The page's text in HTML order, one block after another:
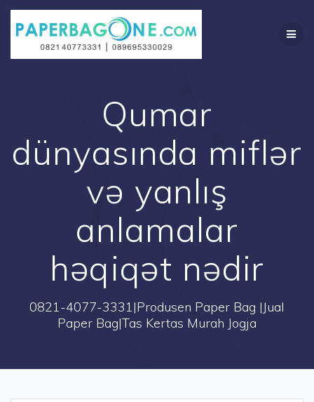
Skip
content
Qumar
dünyasında miflər
və yanlış
anlamalar
həqiqət nədir
0821-4077-3331|Produsen Paper Bag |Jual
Paper Bag|Tas Kertas Murah Jogja